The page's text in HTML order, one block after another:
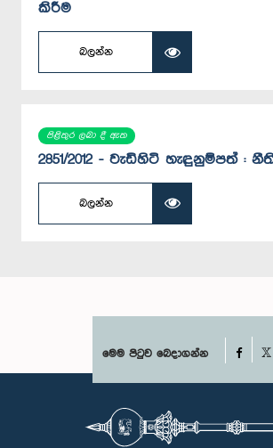
කිරීම
බලන්න
පිළිතුර ලබා දී ඇත
2851/2012 - වැඩිහිටි හැඳුනුම්පත් :
බලන්න
මෙම පිටුව බෙදාගන්න